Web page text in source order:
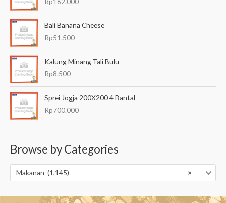
Bali Banana Cheese
Rp51.500
Kalung Minang Tali Bulu
Rp8.500
Sprei Jogja 200X200 4 Bantal
Rp700.000
Browse by Categories
×
Makanan (1,145)